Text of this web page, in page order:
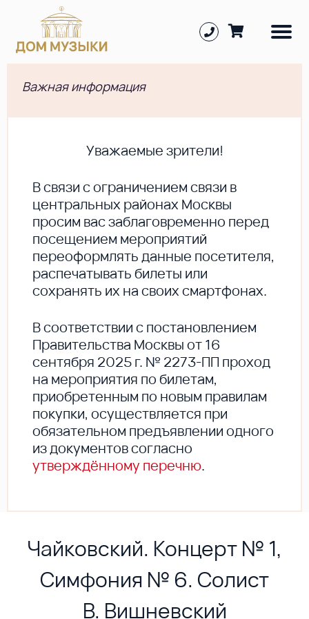
Важная информация
Уважаемые зрители!
В cвязи с ограничением связи в
центральных районах Москвы
просим вас заблаговременно перед
посещением мероприятий
переоформлять данные посетителя,
распечатывать билеты или
сохранять их на своих смартфонах.
В соответствии с постановлением
Правительства Москвы от 16
сентября 2025 г. № 2273-ПП проход
на мероприятия по билетам,
приобретенным по новым правилам
покупки, осуществляется при
обязательном предъявлении одного
из документов согласно
утверждённому перечню.
Чайковский. Концерт № 1,
Симфония № 6. Солист
В. Вишневский